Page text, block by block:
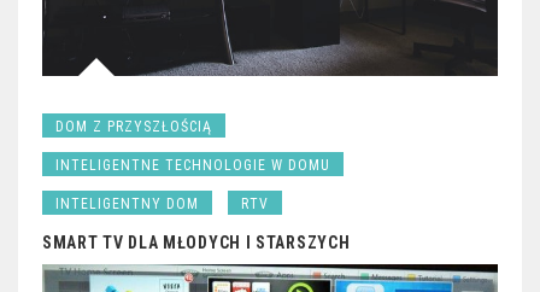
DOM Z PRZYSZŁOŚCIĄ
INTELIGENTNE TECHNOLOGIE W DOMU
INTELIGENTNY DOM RTV
SMART TV DLA MŁODYCH I STARSZYCH